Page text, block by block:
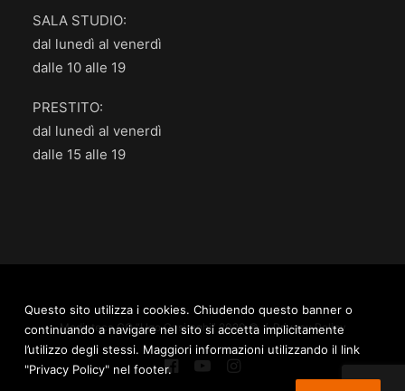
SALA STUDIO:
dal lunedì al venerdì
dalle 10 alle 19
PRESTITO:
dal lunedì al venerdì
dalle 15 alle 19
Mediateca.GO “Ugo Casiraghi” 2020 © /Privacy Policy
Questo sito utilizza i cookies. Chiudendo questo banner o
continuando a navigare nel sito si accetta implicitamente
l’utilizzo degli stessi. Maggiori informazioni utilizzando il link
"Privacy Policy" nel footer.